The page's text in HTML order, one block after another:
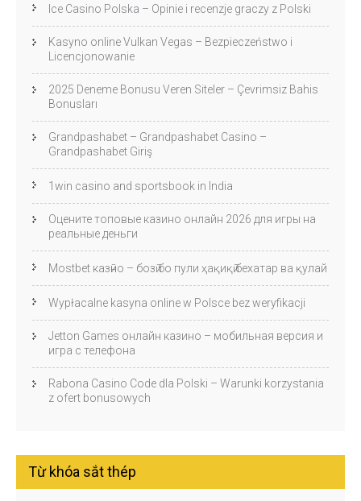
Ice Casino Polska – Opinie i recenzje graczy z Polski
Kasyno online Vulkan Vegas – Bezpieczeństwo i
Licencjonowanie
2025 Deneme Bonusu Veren Siteler – Çevrimsiz Bahis
Bonusları
Grandpashabet – Grandpashabet Casino –
Grandpashabet Giriş
1win casino and sportsbook in India
Оцените топовые казино онлайн 2026 для игры на
реальные деньги
Mostbet казӣно – бозӣ бо пули ҳақиқӣ бехатар ва қулай
Wypłacalne kasyna online w Polsce bez weryfikacji
Jetton Games онлайн казино – мобильная версия и
игра с телефона
Rabona Casino Code dla Polski – Warunki korzystania
z ofert bonusowych
Từ khóa sắt thép